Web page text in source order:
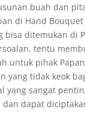
buah dan
di Hand Bouquet
ditemukan di
tentu
untuk pihak
tidak keok
sangat
dapat